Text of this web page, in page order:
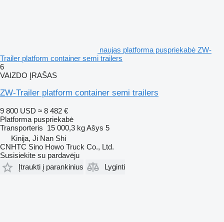
naujas platforma puspriekabė ZW-
Trailer platform container semi trailers
6
VAIZDO ĮRAŠAS
ZW-Trailer platform container semi trailers
9 800 USD ≈ 8 482 €
Platforma puspriekabė
Transporteris 15 000,3 kgAšys 5
Kinija, Ji Nan Shi
CNHTC Sino Howo Truck Co., Ltd.
Susisiekite su pardavėju
Įtraukti į parankinius
Lyginti